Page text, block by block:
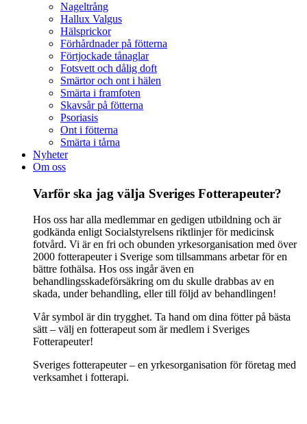
Nageltrång
Hallux Valgus
Hälsprickor
Förhårdnader på fötterna
Förtjockade tånaglar
Fotsvett och dålig doft
Smärtor och ont i hälen
Smärta i framfoten
Skavsår på fötterna
Psoriasis
Ont i fötterna
Smärta i tårna
Nyheter
Om oss
Varför ska jag välja Sveriges Fotterapeuter?
Hos oss har alla medlemmar en gedigen utbildning och är
godkända enligt Socialstyrelsens riktlinjer för medicinsk
fotvård. Vi är en fri och obunden yrkesorganisation med över
2000 fotterapeuter i Sverige som tillsammans arbetar för en
bättre fothälsa. Hos oss ingår även en
behandlingsskadeförsäkring om du skulle drabbas av en
skada, under behandling, eller till följd av behandlingen!
Vår symbol är din trygghet. Ta hand om dina fötter på bästa
sätt – välj en fotterapeut som är medlem i Sveriges
Fotterapeuter!
Sveriges fotterapeuter – en yrkesorganisation för företag med
verksamhet i fotterapi.